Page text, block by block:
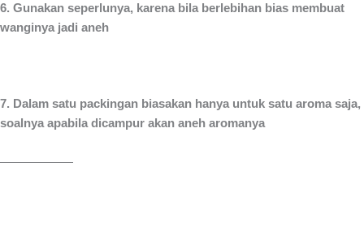
6. Gunakan seperlunya, karena bila berlebihan bias membuat
wanginya jadi aneh
7. Dalam satu packingan biasakan hanya untuk satu aroma saja,
soalnya apabila dicampur akan aneh aromanya
——————